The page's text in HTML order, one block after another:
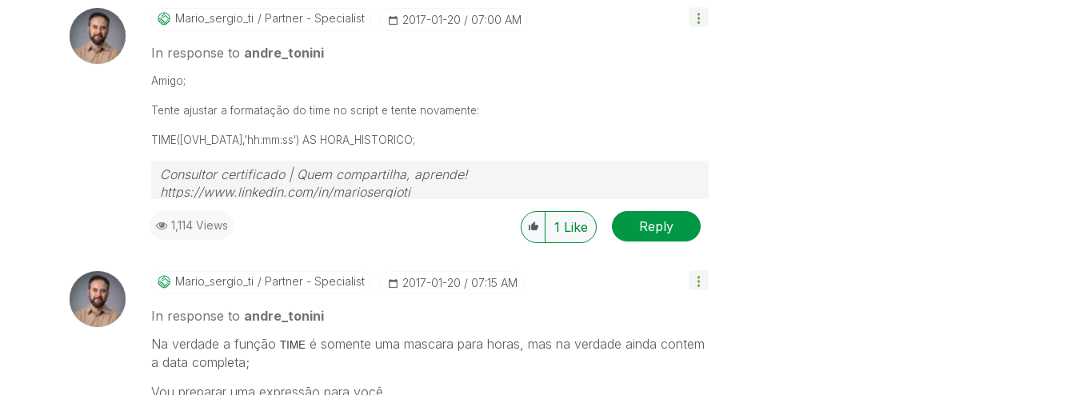
Mario_sergio_ti Partner - Specialist ‎2017-01-20 07:00 AM
In response to andre_tonini
Amigo;
Tente ajustar a formatação do time no script e tente novamente:
TIME([ OVH_DATA ],'hh:mm:ss') AS HORA_HISTORICO;
Consultor certificado | Quem compartilha, aprende!
https://www.linkedin.com/in/mariosergioti
1,114 Views 1 Like Reply
Mario_sergio_ti Partner - Specialist ‎2017-01-20 07:15 AM
In response to andre_tonini
Na verdade a função TIMEé somente uma mascara para horas, mas na verdade ainda contem
a data completa;
Vou preparar uma expressão para você.